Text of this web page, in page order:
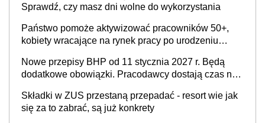
Sprawdź, czy masz dni wolne do wykorzystania
Państwo pomoże aktywizować pracowników 50+,
kobiety wracające na rynek pracy po urodzeniu
neuroatypowe. Powstanie Fundusz na rzecz
Inkluzywności w Zatrudnianiu?
Nowe przepisy BHP od 11 stycznia 2027 r. Będą
dodatkowe obowiązki. Pracodawcy dostają czas na
Składki w ZUS przestaną przepadać - resort wie jak
się za to zabrać, są już konkrety